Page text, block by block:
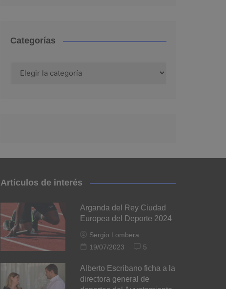
Categorías
Artículos de interés
Arganda del Rey Ciudad
Europea del Deporte 2024
Sergio Lombera
19/07/2023
5
Alberto Escribano ficha a la
directora general de